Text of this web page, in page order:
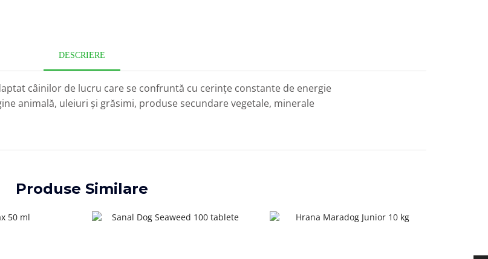
DESCRIERE
câinilor de lucru care se confruntă cu cerințe constante de energie
animală, uleiuri și grăsimi, produse secundare vegetale, minerale
Produse Similare